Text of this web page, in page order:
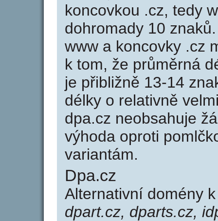
koncovkou .cz, tedy
dohromady 10
www a koncovky .cz
k tom, že průměrná
je přibližně 13-14
délky o relativně
dpa.cz neobsahuje
výhoda oproti
variantám.
Dpa.cz
Alternativní domény
dpart.cz, dparts.cz,